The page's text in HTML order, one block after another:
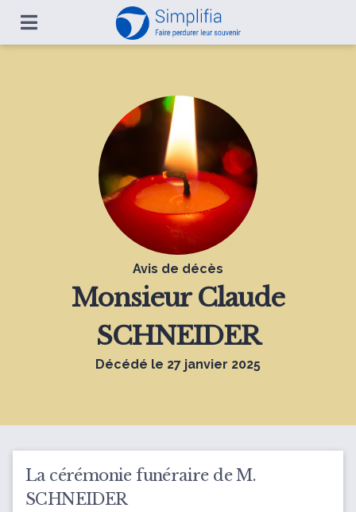
Avis de décès
MonsieurClaude
SCHNEIDER
Décédé le 27 janvier 2025
La cérémonie funéraire de M.
SCHNEIDER